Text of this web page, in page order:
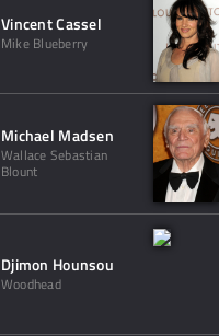
Vincent Cassel
Mike Blueberry
Michael Madsen
Wallace Sebastian
Blount
Djimon Hounsou
Woodhead